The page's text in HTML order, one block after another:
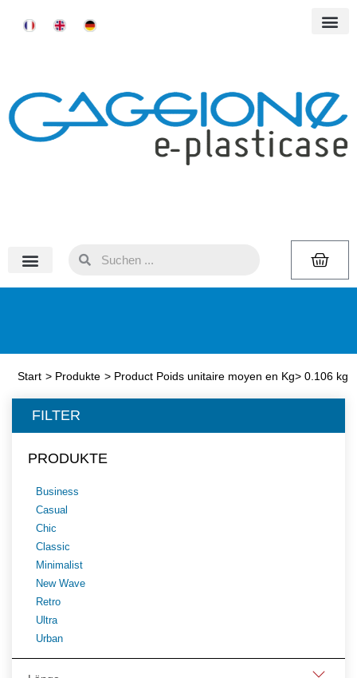
Start > Produkte > Product Poids unitaire moyen en Kg> 0.106 kg
FILTER
PRODUKTE
Business
Casual
Chic
Classic
Minimalist
New Wave
Retro
Ultra
Urban